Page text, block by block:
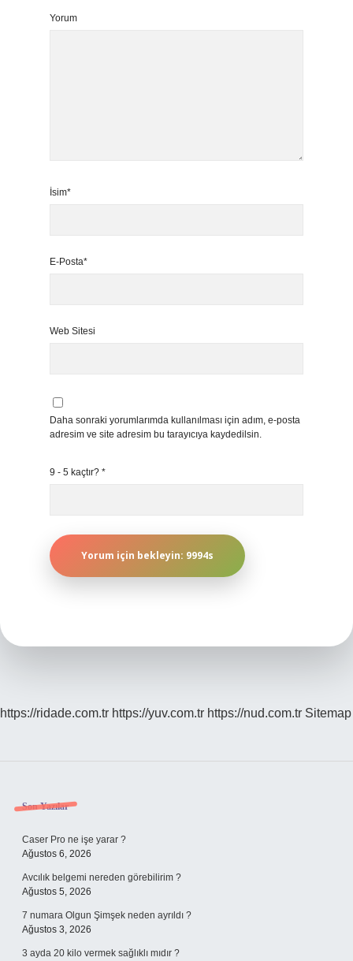
Yorum
İsim*
E-Posta*
Web Sitesi
Daha sonraki yorumlarımda kullanılması için adım, e-posta
adresim ve site adresim bu tarayıcıya kaydedilsin.
9 - 5 kaçtır? *
https://ridade.com.tr https://yuv.com.tr https://nud.com.tr Sitemap
Sidebar
Son Yazılar
Caser Pro ne işe yarar ?
Ağustos 6, 2026
Avcılık belgemi nereden görebilirim ?
Ağustos 5, 2026
7 numara Olgun Şimşek neden ayrıldı ?
Ağustos 3, 2026
3 ayda 20 kilo vermek sağlıklı mıdır ?